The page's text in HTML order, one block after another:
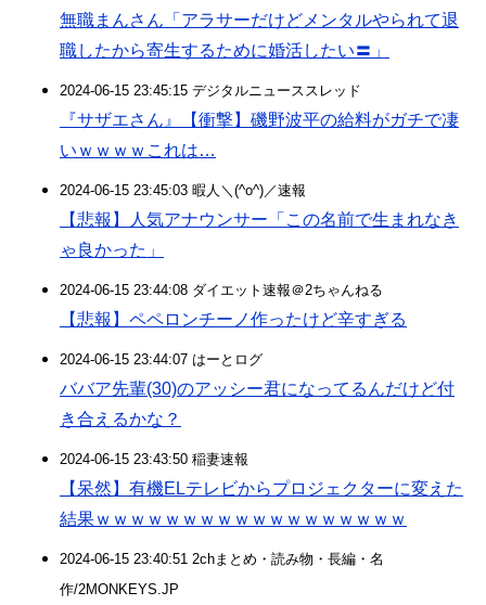
無職まんさん「アラサーだけどメンタルやられて退
職したから寄生するために婚活したい〓」
2024-06-15 23:45:15 デジタルニューススレッド
『サザエさん』【衝撃】磯野波平の給料がガチで凄
いｗｗｗｗこれは…
2024-06-15 23:45:03 暇人＼(^o^)／速報
【悲報】人気アナウンサー「この名前で生まれなき
ゃ良かった」
2024-06-15 23:44:08 ダイエット速報＠2ちゃんねる
【悲報】ペペロンチーノ作ったけど辛すぎる
2024-06-15 23:44:07 はーとログ
ババア先輩(30)のアッシー君になってるんだけど付
き合えるかな？
2024-06-15 23:43:50 稲妻速報
【呆然】有機ELテレビからプロジェクターに変えた
結果ｗｗｗｗｗｗｗｗｗｗｗｗｗｗｗｗｗｗ
2024-06-15 23:40:51 2chまとめ・読み物・長編・名
作/2MONKEYS.JP